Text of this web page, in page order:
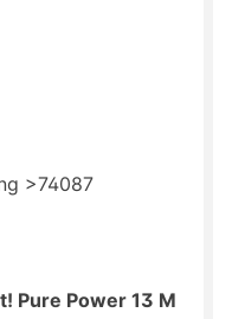
Pure Power 13 M